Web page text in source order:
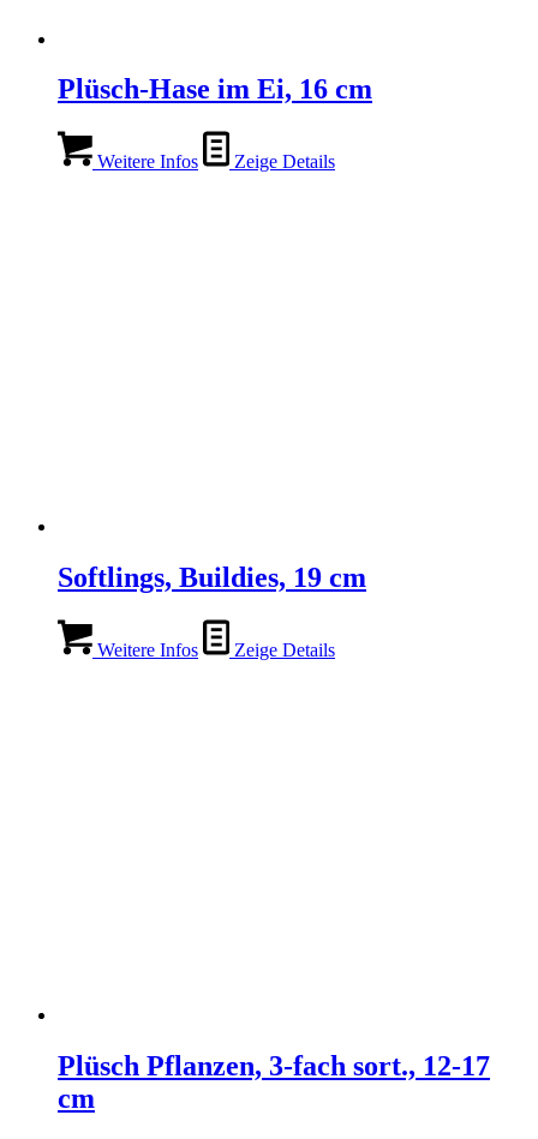
Plüsch-Hase im Ei, 16 cm
Weitere Infos Zeige Details
Softlings, Buildies, 19 cm
Weitere Infos Zeige Details
Plüsch Pflanzen, 3-fach sort., 12-17
cm